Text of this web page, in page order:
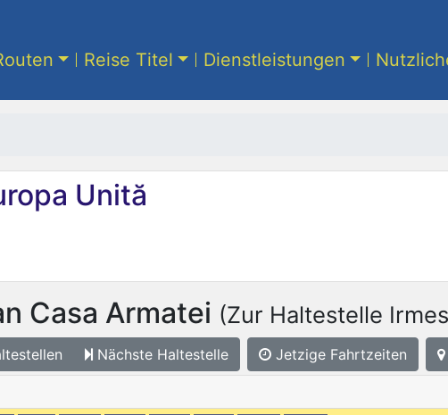
Reise Titel Dienstleistungen
Unită
Casa Armatei (Zur Haltestelle
Nächste Haltestelle Jetzige Fahrtzeiten